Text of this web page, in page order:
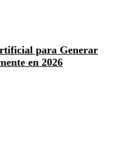
para Generar
en 2026